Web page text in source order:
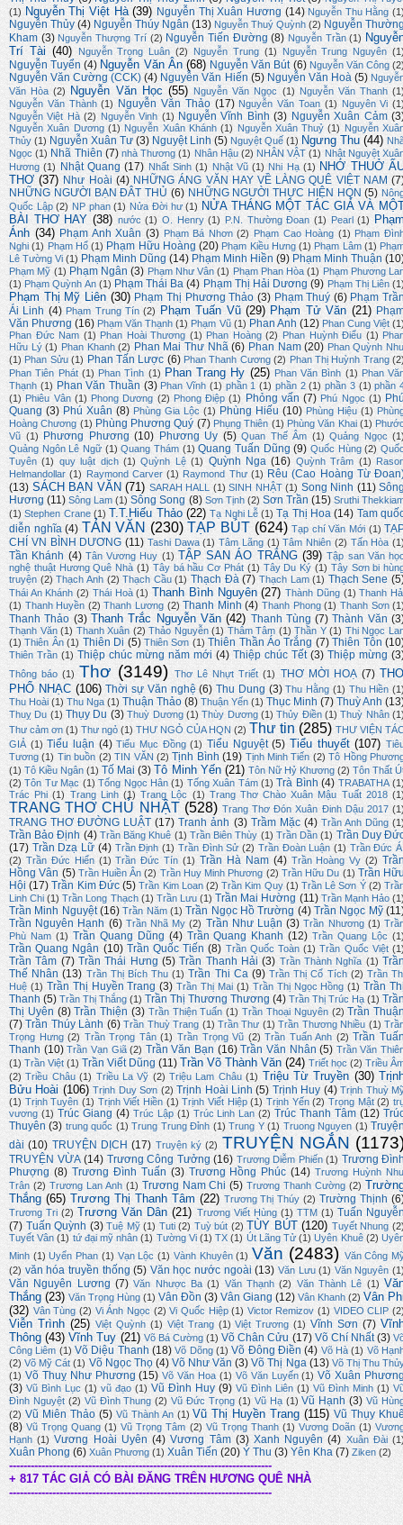
(1) Nguyễn Thị Việt Hà (39) Nguyễn Thị Xuân Hương (14) Nguyễn Thu Hằng
Nguyễn Thủy (4) Nguyễn Thúy Ngân (13) Nguyễn Thuý Quỳnh (2) Nguyễn
Kham (3) Nguyễn Thượng Trí (2) Nguyễn Tiến Đường (8) Nguyễn Trần (1)
Trí Tài (40) Nguyễn Trọng Luân (2) Nguyễn Trung (1) Nguyễn Trung Nguyên
Nguyễn Tuyển (4) Nguyễn Văn Ân (68) Nguyễn Văn Bút (6) Nguyễn Văn Công
Nguyễn Văn Cường (CCK) (4) Nguyễn Văn Hiến (5) Nguyễn Văn Hoà (5)
Văn Hòa (2) Nguyễn Văn Học (55) Nguyễn Văn Ngọc (1) Nguyễn Văn Thanh
Nguyễn Văn Thành (1) Nguyễn Văn Thảo (17) Nguyễn Văn Toan (1) Nguyên Vi
Nguyễn Việt Hà (2) Nguyễn Vinh (1) Nguyễn Vĩnh Bình (3) Nguyễn Xuân Cảm
Nguyễn Xuân Dương (1) Nguyễn Xuân Khánh (1) Nguyễn Xuân Thuỷ (1) Nguyễn
Thủy (1) Nguyễn Xuân Tư (3) Nguyệt Linh (5) Nguyệt Quế (1) Ngưng Thu (44)
Ngọc (1) Nhã Thiên (7) nhà Thương (1) Nhân Hậu (2) NHÂN VẬT (1) Nhật Nguyệt
Hương (1) Nhật Quang (17) Nhất Sinh (1) Nhật Vũ (1) Nhi Hạ (1) NHỚ THUỞ
THƠ (37) Như Hoài (4) NHỮNG ÁNG VĂN HAY VỀ LÀNG QUÊ VIỆT NAM
NHỮNG NGƯỜI BẠN ĐÂT THỦ (6) NHỮNG NGƯỜI THỰC HIỆN HQN (5)
Quốc Lập (2) NP phan (1) Nửa Đời hư (1) NỬA THÁNG MỘT TÁC GIẢ VÀ
BÀI THƠ HAY (38) nước (1) O. Henry (1) P.N. Thường Đoan (1) Pearl (1)
Ánh (34) Phạm Anh Xuân (3) Phạm Bá Nhơn (2) Phạm Cao Hoàng (1) Phạm
Nghi (1) Phạm Hổ (1) Phạm Hữu Hoàng (20) Phạm Kiều Hưng (1) Phạm Lâm (1)
Lê Tường Vi (1) Phạm Minh Dũng (14) Phạm Minh Hiền (9) Phạm Minh Thuận
Phạm Mỹ (1) Phạm Ngân (3) Phạm Như Vân (1) Phạm Phan Hòa (1) Phạm Phương
(1) Phạm Quỳnh An (1) Phạm Thái Ba (4) Phạm Thị Hải Dương (9) Phạm Thị Liên
Phạm Thị Mỹ Liên (30) Phạm Thị Phương Thảo (3) Phạm Thuý (6) Phạm
Ái Linh (4) Phạm Trung Tín (2) Phạm Tuấn Vũ (29) Phạm Tử Văn (21)
Văn Phương (16) Phạm Văn Thạnh (1) Phạm Vũ (1) Phan Anh (12) Phan Cung Việt
Phan Đức Nam (1) Phan Hoài Thương (1) Phan Hoàng (2) Phan Huỳnh Điểu (1)
Hữu Lý (1) Phan Khanh (2) Phan Mai Thư Nhã (6) Phan Nam (20) Phan Quỳnh
(1) Phan Sửu (1) Phan Tấn Lược (6) Phan Thanh Cương (2) Phan Thị Huỳnh Trang
Phan Tiên Phát (1) Phan Tình (1) Phan Trang Hy (25) Phan Văn Bình (1) Phan
Thạnh (1) Phan Văn Thuần (3) Phan Vĩnh (1) phần 1 (1) phần 2 (1) phần 3 (1) phần
(1) Phiêu Vân (1) Phong Dương (2) Phong Điệp (1) Phỏng vấn (7) Phú Ngọc (1)
Quang (3) Phú Xuân (8) Phùng Gia Lộc (1) Phùng Hiếu (10) Phùng Hiệu (1)
Hoàng Chương (1) Phùng Phương Quý (7) Phụng Thiên (1) Phùng Văn Khai (1)
Vũ (1) Phương Phương (10) Phương Uy (5) Quan Thế Âm (1) Quảng Ngọc
Quảng Ngôn Lê Ngữ (1) Quang Thám (1) Quang Tuấn Dũng (9) Quốc Hùng (2)
Tuyên (1) quy luật dịch (1) Quỳnh Lệ (1) Quỳnh Nga (16) Quỳnh Trâm (1)
Helmandollar (1) Raymond Carver (1) Raymond Thư (1) Rêu (Cao Hoàng Từ
(13) SÁCH BẠN VĂN (71) SARAH HALL (1) SINH NHẬT (1) Song Ninh (11)
Hương (11) Sông Lam (1) Sông Song (8) Sơn Tịnh (2) Sơn Trần (15) Sruthi
(1) Stephen Crane (1) T.T.Hiếu Thảo (22) Tạ Nghi Lễ (1) Tạ Thị Hoa (14) Tam
diễn nghĩa (4) TẢN VĂN (230) TẠP BÚT (624) Tạp chí Văn Mới (1)
CHÍ VN BÌNH DƯƠNG (11) Tashi Dawa (1) Tâm Lãng (1) Tâm Nhiên (2) Tấn Hòa
Tần Khánh (4) Tân Vương Huy (1) TẬP SAN ÁO TRẮNG (39) Tập san Văn
nghệ thuật Hương Quê Nhà (1) Tây bá hầu Cơ Phát (1) Tây Du Ký (1) Tây Sơn bi
truyện (2) Thạch Anh (2) Thạch Cầu (1) Thạch Đà (7) Thạch Lam (1) Thạch Sene
Thái An Khánh (2) Thái Hoà (1) Thanh Bình Nguyên (27) Thành Dũng (1) Thanh
(1) Thanh Huyền (2) Thanh Lương (2) Thanh Minh (4) Thanh Phong (1) Thanh Sơn
Thanh Thảo (3) Thanh Trắc Nguyễn Văn (42) Thanh Tùng (7) Thành Văn
Thạnh Văn (1) Thanh Xuân (2) Thảo Nguyễn (1) Thâm Tâm (1) Thần Y (1) Thi Ngọc
(1) Thiên Ân (1) Thiên Di (5) Thiên Sơn (1) Thiên Thần Áo Trắng (7) Thiên Tôn
Thiên Trần (1) Thiệp chúc mừng năm mới (4) Thiệp chúc Tết (3) Thiệp mừng
Thông báo (1) Thơ (3149) Thơ Lê Nhựt Triết (1) THƠ MỜI HOẠ (7)
PHỔ NHẠC (106) Thời sự Văn nghệ (6) Thu Dung (3) Thu Hằng (1) Thu Hiền
Thu Hoài (1) Thu Nga (1) Thuận Thảo (8) Thuận Yến (1) Thục Minh (7) Thuỳ Anh
Thuỵ Du (1) Thụy Du (3) Thuỳ Dương (1) Thùy Dương (1) Thủy Điền (1) Thuỳ Nhân
Thư cảm ơn (1) Thư ngỏ (1) THƯ NGỎ CỦA HQN (2) Thư tin (285) THƯ VIỆN
GIẢ (1) Tiểu luận (4) Tiểu Mục Đồng (1) Tiểu Nguyệt (5) Tiểu thuyết (107)
Tương (1) Tin buồn (2) TIN VĂN (2) Tịnh Bình (19) Tịnh Minh Tiến (2) Tô Hồng
(1) Tô Kiều Ngân (1) Tố Mai (3) Tô Minh Yến (21) Tôn Nữ Hỷ Khương (2) Tôn Thất
(2) Tôn Tư Mạc (1) Tống Ngọc Hân (1) Tống Xuân Tám (1) Trà Bình (4) TRABATHA
Trác Phi (1) Trang Linh (1) Trang Lộc (1) Trang Thơ Chào Xuân Mậu Tuất 2018
TRANG THƠ CHỦ NHẬT (528) Trang Thơ Đón Xuân Đinh Dậu 2017
TRANG THƠ ĐƯỜNG LUẬT (17) Tranh ảnh (3) Trầm Mặc (4) Trần Anh Dũng
Trần Bảo Định (4) Trần Băng Khuê (1) Trần Biên Thùy (1) Trần Dần (1) Trần Duy
(17) Trần Dzạ Lữ (4) Trần Định (1) Trần Đình Sử (2) Trần Đoàn Luận (1) Trần Đức
(2) Trần Đức Hiển (1) Trần Đức Tín (1) Trần Hà Nam (4) Trần Hoàng Vy (2)
Hồng Vân (5) Trần Huiền Ân (2) Trần Huy Minh Phương (2) Trần Hữu Du (1) Trần
Hội (17) Trần Kim Đức (5) Trần Kim Loan (2) Trần Kim Quy (1) Trần Lê Sơn Ý (2)
Linh Chi (1) Trần Long Thạch (1) Trần Lưu (1) Trần Mai Hường (11) Trần Mạnh Hảo
Trần Minh Nguyệt (16) Trần Năm (1) Trần Ngọc Hồ Trường (4) Trần Ngọc Mỹ
Trần Nguyên Hạnh (6) Trần Nhã My (2) Trần Như Luận (3) Trần Nhương (1)
Phù Nam (1) Trần Quang Dũng (4) Trần Quang Khanh (12) Trần Quang Lộc
Trần Quang Ngân (10) Trần Quốc Tiến (8) Trần Quốc Toàn (1) Trần Quốc Việt
Trần Tâm (7) Trần Thái Hưng (5) Trần Thanh Hải (3) Trần Thành Nghĩa (1)
Thế Nhân (13) Trần Thị Bích Thu (1) Trần Thi Ca (9) Trần Thị Cổ Tích (2) Trần
Huệ (1) Trần Thị Huyền Trang (3) Trần Thị Mai (1) Trần Thị Ngọc Hồng (1) Trần
Thanh (5) Trần Thị Thắng (1) Trần Thị Thương Thương (4) Trần Thị Trúc Hạ (1)
Thị Uyên (8) Trần Thiện (3) Trần Thiện Tuấn (1) Trần Thoại Nguyên (2) Trần
(7) Trần Thúy Lành (6) Trần Thuỳ Trang (1) Trần Thư (1) Trần Thương Nhiều (1)
Trọng Hưng (2) Trần Trọng Tân (1) Trần Trọng Vũ (2) Trần Tuấn Anh (2) Trần
Thanh (10) Trần Vạn Giã (2) Trần Văn Bạn (16) Trần Văn Nhân (5) Trần Văn
(1) Trần Việt (1) Trần Viết Dũng (11) Trần Võ Thành Văn (24) Triết học (2) Triều
(2) Triều Châu (1) Triều La Vỹ (2) Triệu Lam Châu (1) Triệu Từ Truyền (30)
Bửu Hoài (106) Trịnh Duy Sơn (2) Trịnh Hoài Linh (5) Trịnh Huy (4) Trịnh Thuỳ
(1) Trịnh Tuyên (1) Trịnh Viết Hiền (1) Trịnh Viết Hiệp (1) Trịnh Yến (2) Trọng Mật (2)
vương (1) Trúc Giang (4) Trúc Lập (1) Trúc Linh Lan (2) Trúc Thanh Tâm (12)
Thuyên (3) trung quốc (1) Trung Trung Đỉnh (1) Trung Y (1) Truong Nguyen (1)
dài (10) TRUYỆN DỊCH (17) Truyện ký (2) TRUYỆN NGẮN
TRUYỆN VỪA (14) Trương Công Tưởng (16) Trương Diễm Phiến (1) Trương
Phượng (8) Trương Đình Tuấn (3) Trương Hồng Phúc (14) Trương Huỳnh
Trân (2) Trương Lan Anh (1) Trương Nam Chi (5) Trương Thanh Cường (2)
Thắng (65) Trương Thị Thanh Tâm (22) Trương Thị Thúy (2) Trường Thịnh
Trương Tri (2) Trương Văn Dân (21) Trương Viết Hùng (1) TTM (1) Tuấn
(7) Tuấn Quỳnh (3) Tuệ Mỹ (1) Tuti (2) Tuỳ bút (2) TÙY BÚT (120) Tuyết Nhung
Tuyết Vân (1) tứ đại mỹ nhân (1) Tường Vi (1) TX (1) Út Lãng Tử (1) Uyên Khuê (2)
Minh (1) Uyển Phan (1) Vạn Lộc (1) Vành Khuyên (1) Văn (2483) Văn Công
(2) văn hóa truyền thống (5) Văn học nước ngoài (13) Văn Lưu (1) Văn Nguyên
Văn Nguyên Lương (7) Văn Nhược Ba (1) Văn Thạnh (2) Văn Thành Lê (1)
Thắng (23) Văn Trọng Hùng (1) Vân Đồn (3) Vân Giang (12) Vân Khanh (2) Vân
(32) Vân Tùng (2) Vi Ánh Ngọc (2) Vi Quốc Hiệp (1) Victor Remizov (1) VIDEO CLIP
Viễn Trình (25) Việt Quỳnh (1) Việt Trang (1) Việt Trương (1) Vĩnh Sơn (7)
Thông (43) Vĩnh Tuy (21) Võ Bá Cường (1) Võ Chân Cửu (17) Võ Chí Nhất (3)
Công Liêm (1) Võ Diệu Thanh (18) Võ Dõng (1) Võ Đông Điền (4) Võ Hà (1) Võ
(2) Võ Mỹ Cát (1) Võ Ngọc Thọ (4) Võ Như Văn (3) Võ Thị Nga (13) Võ Thị Thu
(1) Võ Thuỵ Như Phương (15) Võ Văn Hoa (1) Võ Văn Luyến (1) Võ Xuân
(3) Vũ Bình Lục (1) vũ đạo (1) Vũ Đình Huy (9) Vũ Đình Liên (1) Vũ Đình Minh (1)
Đình Nguyệt (2) Vũ Đình Thung (2) Vũ Đức Trọng (1) Vũ Hạ (1) Vũ Hạnh (3) Vũ
(2) Vũ Miên Thảo (5) Vũ Thành An (1) Vũ Thị Huyền Trang (115) Vũ Thụy
(8) Vũ Trọng Quang (1) Vũ Trọng Tâm (2) Vũ Trọng Thanh (1) Vương Doãn (1)
Hạnh (1) Vương Hoài Uyên (4) Vương Tâm (3) Xanh Nguyên (4) Xuân Đài
Xuân Phong (6) Xuân Phương (1) Xuân Tiến (20) Ý Thu (3) Yên Kha (7) Ziken (2)
-------------------------------------------------------------------------
+ 817 TÁC GIẢ CÓ BÀI ĐĂNG TRÊN HƯƠNG QUÊ NHÀ
-------------------------------------------------------------------------